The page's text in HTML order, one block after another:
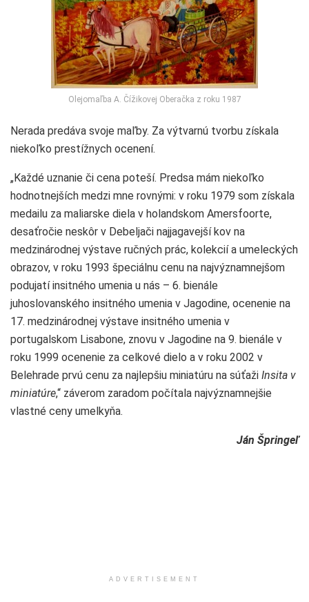
Olejomaľba A. Čížikovej Oberačka z roku 1987
Nerada predáva svoje maľby. Za výtvarnú tvorbu získala
niekoľko prestížnych ocenení.
„Každé uznanie či cena poteší. Predsa mám niekoľko
hodnotnejších medzi mne rovnými: v roku 1979 som získala
medailu za maliarske diela v holandskom Amersfoorte,
desaťročie neskôr v Debeljači najjagavejší kov na
medzinárodnej výstave ručných prác, kolekcií a umeleckých
obrazov, v roku 1993 špeciálnu cenu na najvýznamnejšom
podujatí insitného umenia u nás – 6. bienále
juhoslovanského insitného umenia v Jagodine, ocenenie na
17. medzinárodnej výstave insitného umenia v
portugalskom Lisabone, znovu v Jagodine na 9. bienále v
roku 1999 ocenenie za celkové dielo a v roku 2002 v
Belehrade prvú cenu za najlepšiu miniatúru na súťaži Insita v
miniatúre,“ záverom zaradom počítala najvýznamnejšie
vlastné ceny umelkyňa.
Ján Špringeľ
ADVERTISEMENT